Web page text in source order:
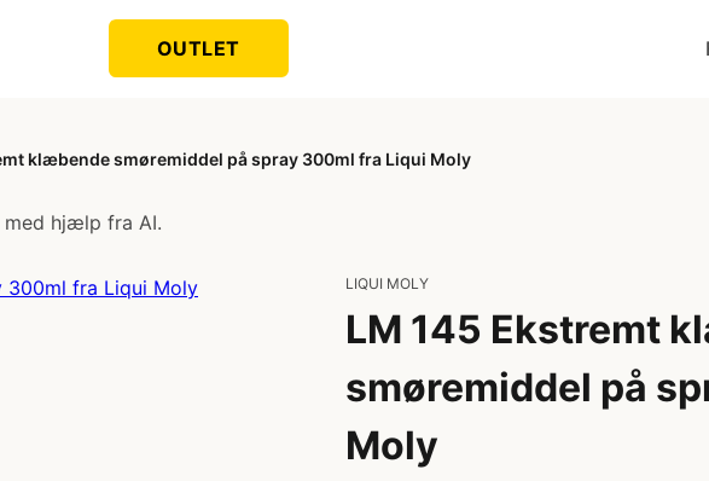
OUTLET
klæbende smøremiddel på spray 300ml fra Liqui Moly
hjælp fra AI.
LIQUI MOLY
LM 145 Ekstremt
smøremiddel på
Moly